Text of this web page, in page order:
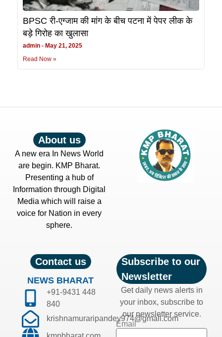
BPSC री-एग्जाम की मांग के बीच पटना में पेपर लीक के
बड़े गिरोह का खुलासा
admin
May 21, 2025
Read Now »
About us
A new era In News World
are begin. KMP Bharat.
Presenting a hub of
Information through Digital
Media which will raise a
voice for Nation in every
sphere.
Contact us
NEWS BHARAT
+91-9431 448
840
krishnamuraripandey974@gmail.com
Subscribe to our
Newsletter
Get daily news alerts in
your inbox, subscribe to
our newsletter service.
Email